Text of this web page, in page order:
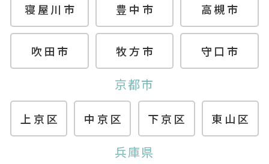
寝屋川市 豊中市 高槻市
吹田市 牧方市 守口市
京都市
上京区 中京区 下京区 東山区
兵庫県